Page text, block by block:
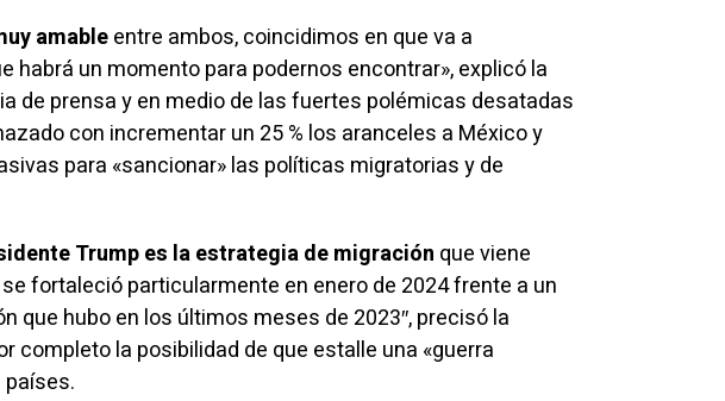
amableentre ambos, coincidimos en que va a
habrá un momento para podernos encontrar», explicó la
de prensa y en medio de las fuertes polémicas desatadas
con incrementar un 25 % los aranceles a México y
para «sancionar» las políticas migratorias y de
Trump es la estrategia de migración que viene
fortaleció particularmente en enero de 2024 frente a un
que hubo en los últimos meses de 2023″, precisó la
completo la posibilidad de que estalle una «guerra